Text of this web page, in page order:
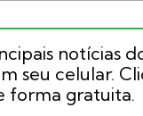
notícias
seu celular.
forma gratuita.